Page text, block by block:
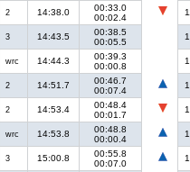
2 14:38.0
00:33.0
00:02.4
3 14:43.5
00:38.5
00:05.5
wrc 14:44.3
00:39.3
00:00.8
2 14:51.7
00:46.7
00:07.4
2 14:53.4
00:48.4
00:01.7
wrc 14:53.8
00:48.8
00:00.4
3 15:00.8
00:55.8
00:07.0